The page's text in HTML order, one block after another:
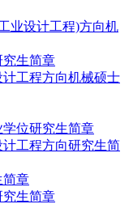
业设计工程)方向机
究生简章
工程方向机械硕士
位研究生简章
工程方向研究生简
简章
究生简章